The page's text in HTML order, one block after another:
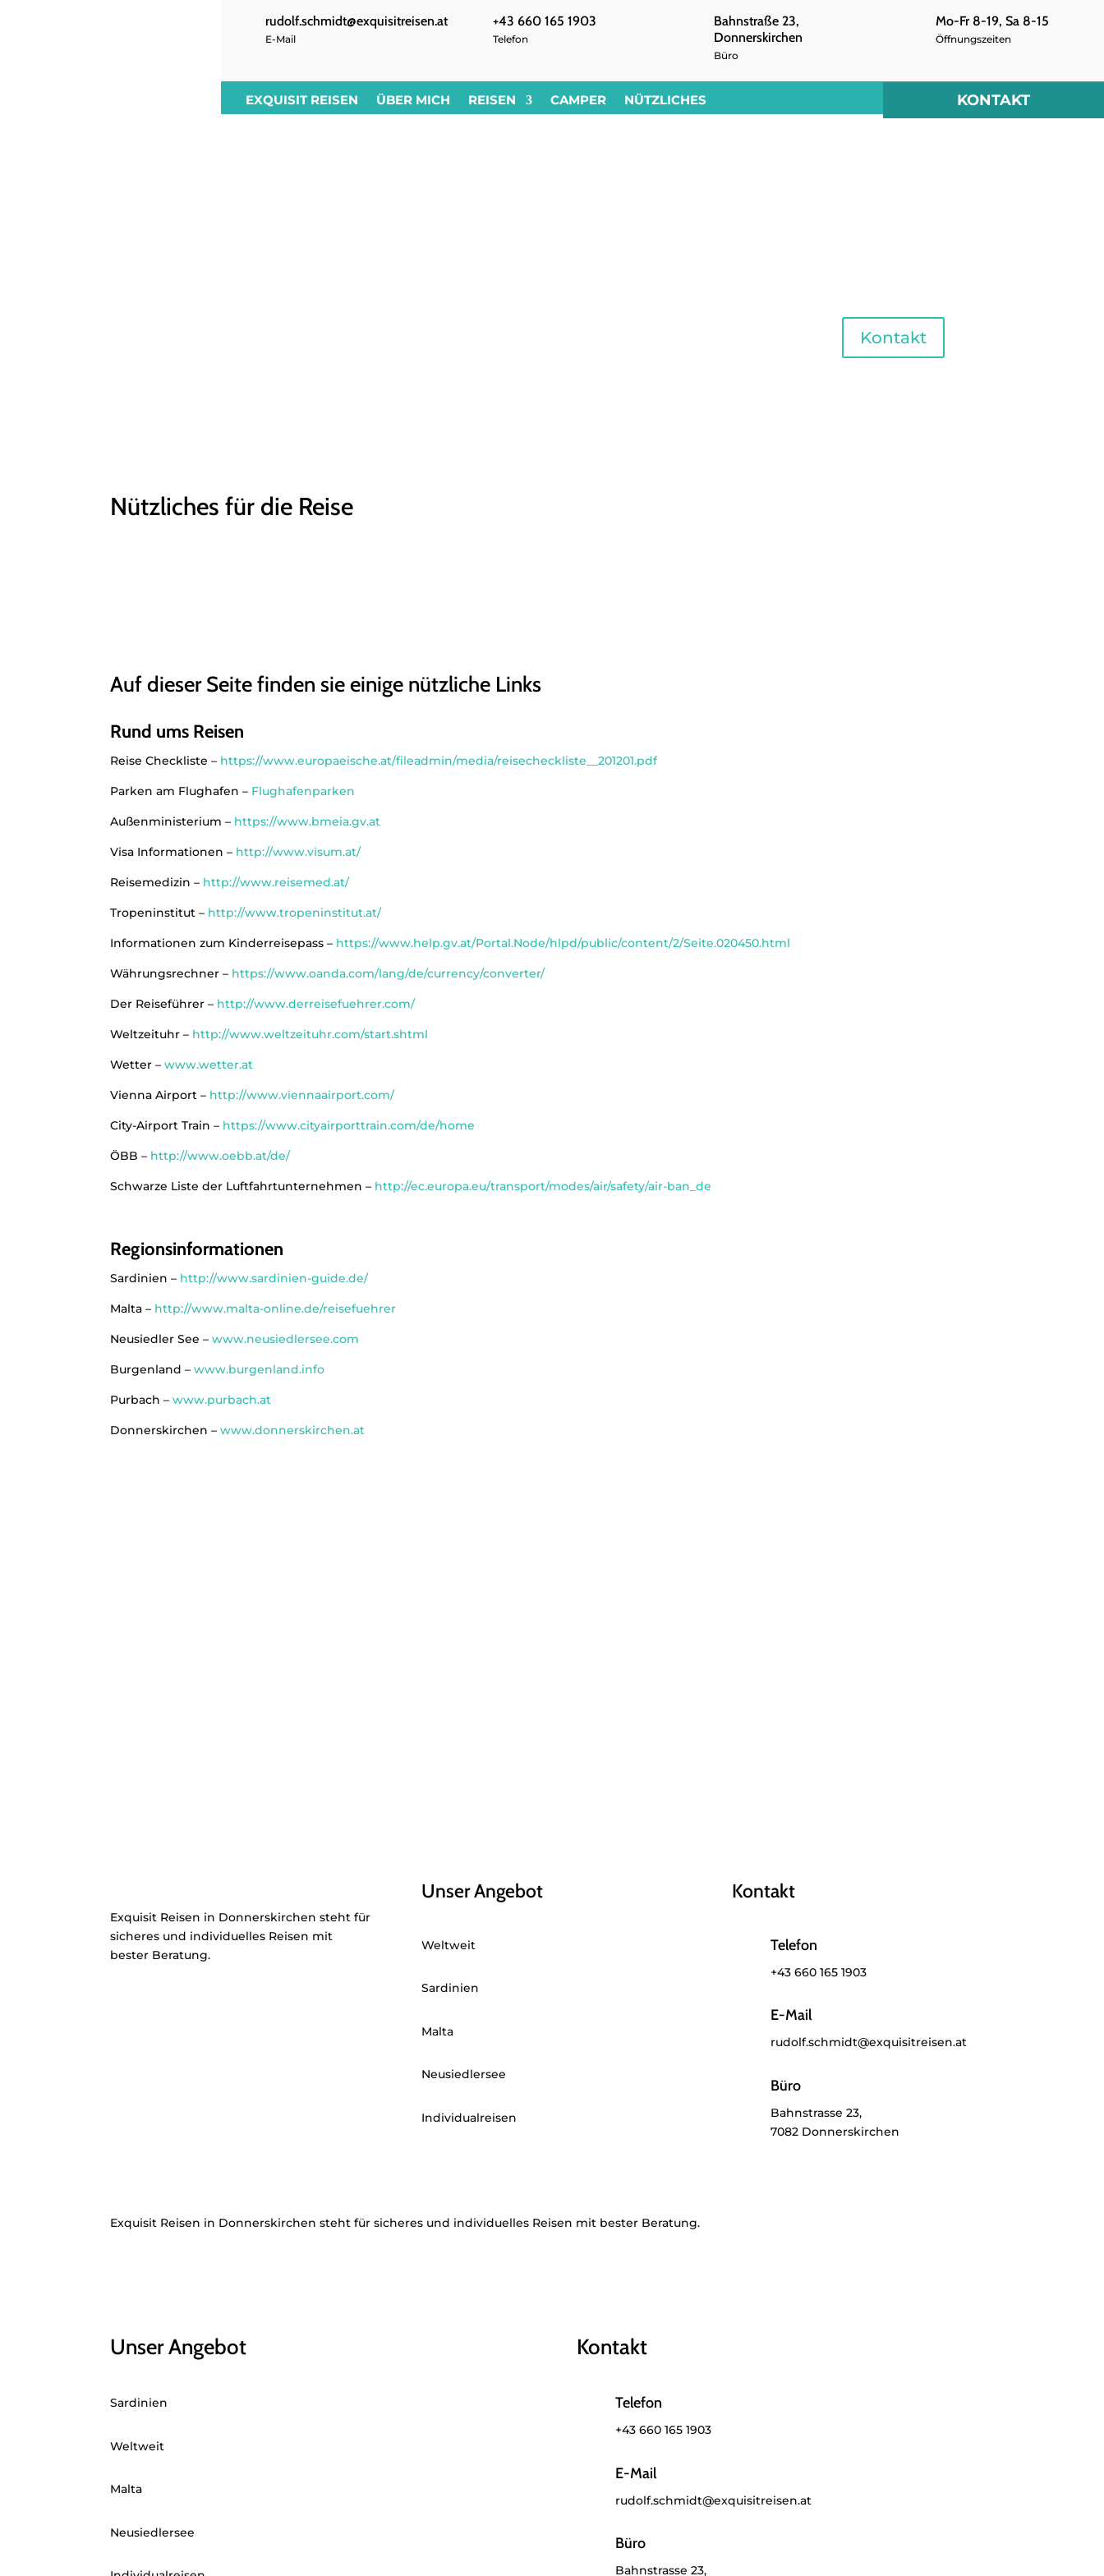
rudolf.schmidt@exquisitreisen.at
E-Mail
+43 660 165 1903
Telefon
Bahnstraße 23,
Donnerskirchen
Büro
Mo-Fr 8-19, Sa 8-15
Öffnungszeiten
EXQUISIT REISEN ÜBER MICH REISEN CAMPER NÜTZLICHES KONTAKT
Kontakt
Nützliches für die Reise
Auf dieser Seite finden sie einige nützliche Links
Rund ums Reisen
Reise Checkliste – https://www.europaeische.at/fileadmin/media/reisecheckliste__201201.pdf
Parken am Flughafen – Flughafenparken
Außenministerium – https://www.bmeia.gv.at
Visa Informationen – http://www.visum.at/
Reisemedizin – http://www.reisemed.at/
Tropeninstitut – http://www.tropeninstitut.at/
Informationen zum Kinderreisepass – https://www.help.gv.at/Portal.Node/hlpd/public/content/2/Seite.020450.html
Währungsrechner – https://www.oanda.com/lang/de/currency/converter/
Der Reiseführer – http://www.derreisefuehrer.com/
Weltzeituhr – http://www.weltzeituhr.com/start.shtml
Wetter –www.wetter.at
Vienna Airport – http://www.viennaairport.com/
City-Airport Train – https://www.cityairporttrain.com/de/home
ÖBB – http://www.oebb.at/de/
Schwarze Liste der Luftfahrtunternehmen – http://ec.europa.eu/transport/modes/air/safety/air-ban_de
Regionsinformationen
Sardinien – http://www.sardinien-guide.de/
Malta – http://www.malta-online.de/reisefuehrer
Neusiedler See –www.neusiedlersee.com
Burgenland –www.burgenland.info
Purbach –www.purbach.at
Donnerskirchen –www.donnerskirchen.at
Exquisit Reisen in Donnerskirchen steht für
sicheres und individuelles Reisen mit
bester Beratung.
Unser Angebot
Weltweit
Sardinien
Malta
Neusiedlersee
Individualreisen
Kontakt
Telefon
+43 660 165 1903
E-Mail
rudolf.schmidt@exquisitreisen.at
Büro
Bahnstrasse 23,
7082 Donnerskirchen
Exquisit Reisen in Donnerskirchen steht für sicheres und individuelles Reisen mit bester Beratung.
Unser Angebot
Sardinien
Weltweit
Malta
Neusiedlersee
Kontakt
Telefon
+43 660 165 1903
E-Mail
rudolf.schmidt@exquisitreisen.at
Büro
Bahnstrasse 23,